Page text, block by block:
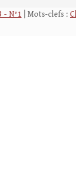
- N°1 | Mots-clefs :